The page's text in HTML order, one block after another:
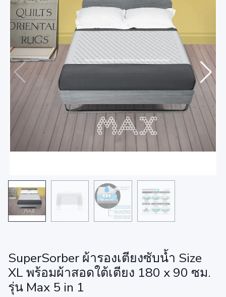
SuperSorber ผ้ารองเตียงซับน้ำ Size
XL พร้อมผ้าสอดใต้เตียง 180 x 90 ซม.
รุ่น Max 5 in 1